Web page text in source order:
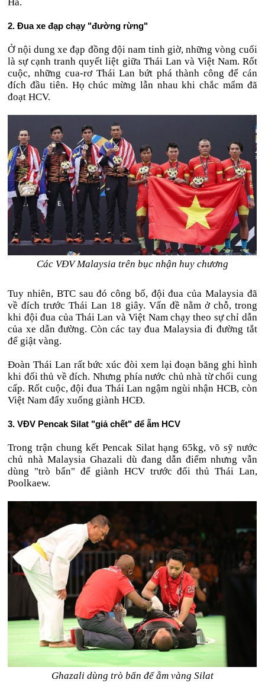
2. Đua xe đạp chạy "đường rừng"
Ở nội dung xe đạp đồng đội nam tinh giờ, những vòng cuối
là sự cạnh tranh quyết liệt giữa Thái Lan và Việt Nam. Rốt
cuộc, những cua-rơ Thái Lan bứt phá thành công để cán
đích đầu tiên. Họ chúc mừng lẫn nhau khi chắc mẩm đã
đoạt HCV.
Các VĐV Malaysia trên bục nhận huy chương
Tuy nhiên, BTC sau đó công bố, đội đua của Malaysia đã
về đích trước Thái Lan 18 giây. Vấn đề nằm ở chỗ, trong
khi đội đua của Thái Lan và Việt Nam chạy theo sự chỉ dẫn
của xe dẫn đường. Còn các tay đua Malaysia đi đường tắt
để giật vàng.
Đoàn Thái Lan rất bức xúc đòi xem lại đoạn băng ghi hình
khi đối thủ về đích. Nhưng phía nước chủ nhà từ chối cung
cấp. Rốt cuộc, đội đua Thái Lan ngậm ngùi nhận HCB, còn
Việt Nam đẩy xuống giành HCĐ.
3. VĐV Pencak Silat "giả chết" để ẵm HCV
Trong trận chung kết Pencak Silat hạng 65kg, võ sỹ nước
chủ nhà Malaysia Ghazali dù đang dẫn điểm nhưng vẫn
dùng "trò bẩn" để giành HCV trước đối thủ Thái Lan,
Poolkaew.
Ghazali dùng trò bẩn để ẵm vàng Silat